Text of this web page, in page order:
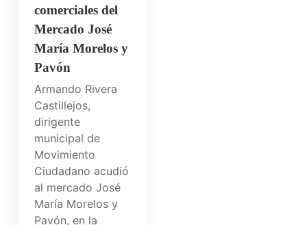
comerciales del
Mercado José
María Morelos y
Pavón
Armando Rivera
Castillejos,
dirigente
municipal de
Movimiento
Ciudadano acudió
al mercado José
María Morelos y
Pavón, en la